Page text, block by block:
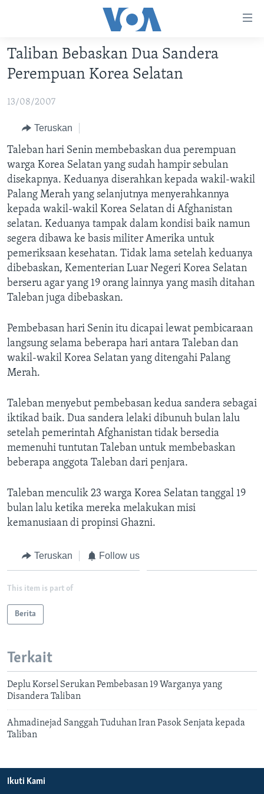
Akses
Lanjut
ke
Konten
Lanjut
Navigasi
Utama
Lanjut
ke
Pencarian
VIDEO
POLYGRAPH
DAFTAR PROGRAM
Learning English
IKUTI KAMI
Bahasa-bahasa
Taliban Bebaskan Dua Sandera
Perempuan Korea Selatan
13/08/2007
Teruskan
Taleban hari Senin membebaskan dua perempuan
warga Korea Selatan yang sudah hampir sebulan
disekapnya. Keduanya diserahkan kepada wakil-wakil
Palang Merah yang selanjutnya menyerahkannya
kepada wakil-wakil Korea Selatan di Afghanistan
selatan. Keduanya tampak dalam kondisi baik namun
segera dibawa ke basis militer Amerika untuk
pemeriksaan kesehatan. Tidak lama setelah keduanya
dibebaskan, Kementerian Luar Negeri Korea Selatan
berseru agar yang 19 orang lainnya yang masih ditahan
Taleban juga dibebaskan.
Pembebasan hari Senin itu dicapai lewat pembicaraan
langsung selama beberapa hari antara Taleban dan
wakil-wakil Korea Selatan yang ditengahi Palang
Merah.
Taleban menyebut pembebasan kedua sandera sebagai
iktikad baik. Dua sandera lelaki dibunuh bulan lalu
setelah pemerintah Afghanistan tidak bersedia
memenuhi tuntutan Taleban untuk membebaskan
beberapa anggota Taleban dari penjara.
Taleban menculik 23 warga Korea Selatan tanggal 19
bulan lalu ketika mereka melakukan misi
kemanusiaan di propinsi Ghazni.
Teruskan Follow us
This item is part of
Berita
Terkait
Deplu Korsel Serukan Pembebasan 19 Warganya yang
Disandera Taliban
Ahmadinejad Sanggah Tuduhan Iran Pasok Senjata kepada
Taliban
Ikuti Kami